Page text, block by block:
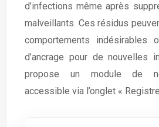
d’infections même après
malveillants. Ces résidus
comportements indésirables
d’ancrage pour de nouvelles
propose un module de
accessible via l’onglet «